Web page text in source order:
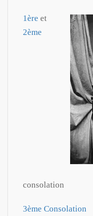
1ère et
2ème
consolation
3ème Consolation